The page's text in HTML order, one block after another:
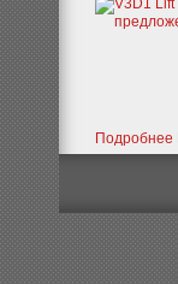
Подробнее